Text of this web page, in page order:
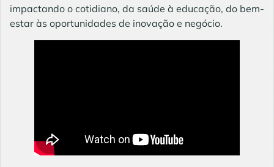
impactando o cotidiano, da saúde à educação, do bem-
estar às oportunidades de inovação e negócio.